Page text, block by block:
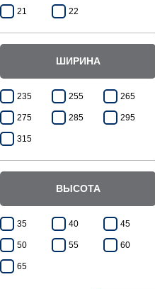
21 22
ШИРИНА
235 255 265
275 285 295
315
ВЫСОТА
35 40 45
50 55 60
65